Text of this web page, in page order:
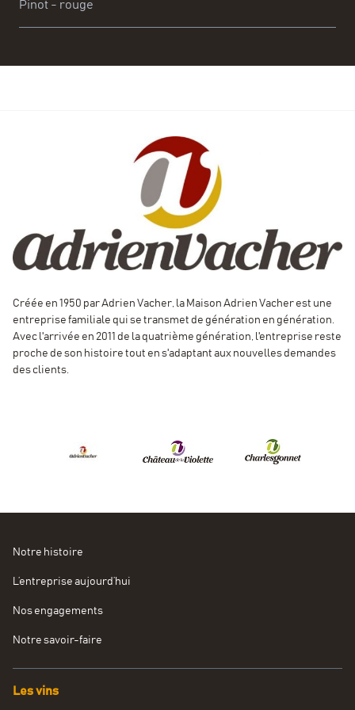
groseilles fraiches.
nuances de mûre et de cassis.
Pinot - rouge
Gourmandise et finesse pour ce vin plaisir aux arômes
de petits fruits rouges acidulés.
Créée en 1950 par Adrien Vacher, la Maison Adrien Vacher est une
entreprise familiale qui se transmet de génération en génération.
Avec l'arrivée en 2011 de la quatrième génération, l'entreprise reste
proche de son histoire tout en s'adaptant aux nouvelles demandes
des clients.
Notre histoire
L’entreprise aujourd’hui
Nos engagements
Notre savoir-faire
Les vins